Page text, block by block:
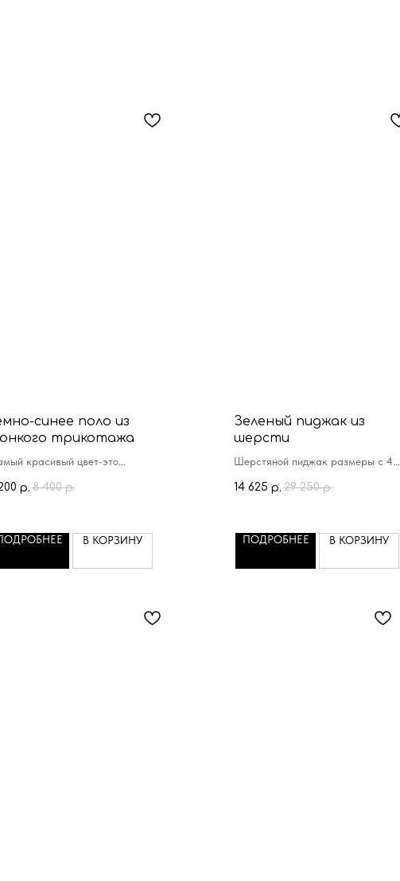
синее поло из
трикотажа
красивый цвет-это
тонкий и нежный трикотаж
для деловых образов
р. 8 400 р.
В КОРЗИНУ
Зеленый пиджак из
шерсти
Шерстяной пиджак размеры с 46
14 625 р. 29 250 р.
ПОДРОБНЕЕ В КОРЗИНУ